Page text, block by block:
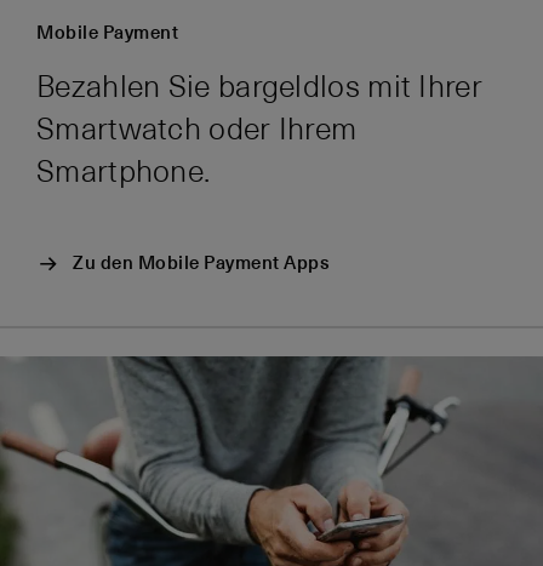
Mobile Payment
Bezahlen Sie bargeldlos mit Ihrer
Smartwatch oder Ihrem
Smartphone.
Zu den Mobile Payment Apps